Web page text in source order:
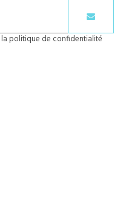
politique de confidentialité